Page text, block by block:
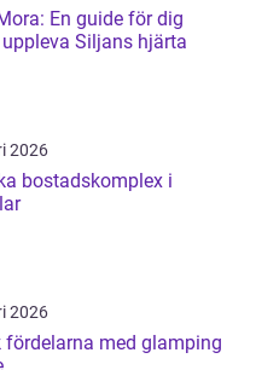
En guide för dig
Siljans hjärta
2026
bostadskomplex i
2026
fördelarna med glamping